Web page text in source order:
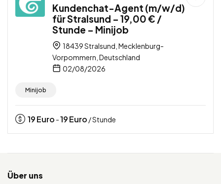
Kundenchat-Agent (m/w/d)
für Stralsund – 19,00 € /
Stunde – Minijob
18439 Stralsund, Mecklenburg-
Vorpommern, Deutschland
02/08/2026
Minijob
19Euro -19Euro / Stunde
Über uns